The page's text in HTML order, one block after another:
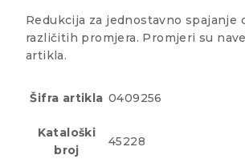
Redukcija za jednostavno spajanje
različitih promjera. Promjeri su
artikla.
Šifra artikla 0409256
Kataloški
broj
45228